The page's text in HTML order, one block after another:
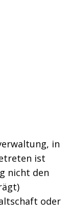
in
ist
nicht den
oder